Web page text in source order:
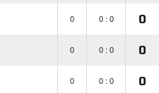
0 0 : 0 0
0 0 : 0 0
0 0 : 0 0